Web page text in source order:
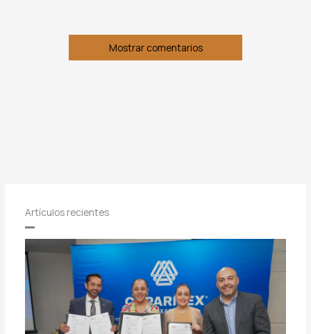
Mostrar comentarios
Artículos recientes